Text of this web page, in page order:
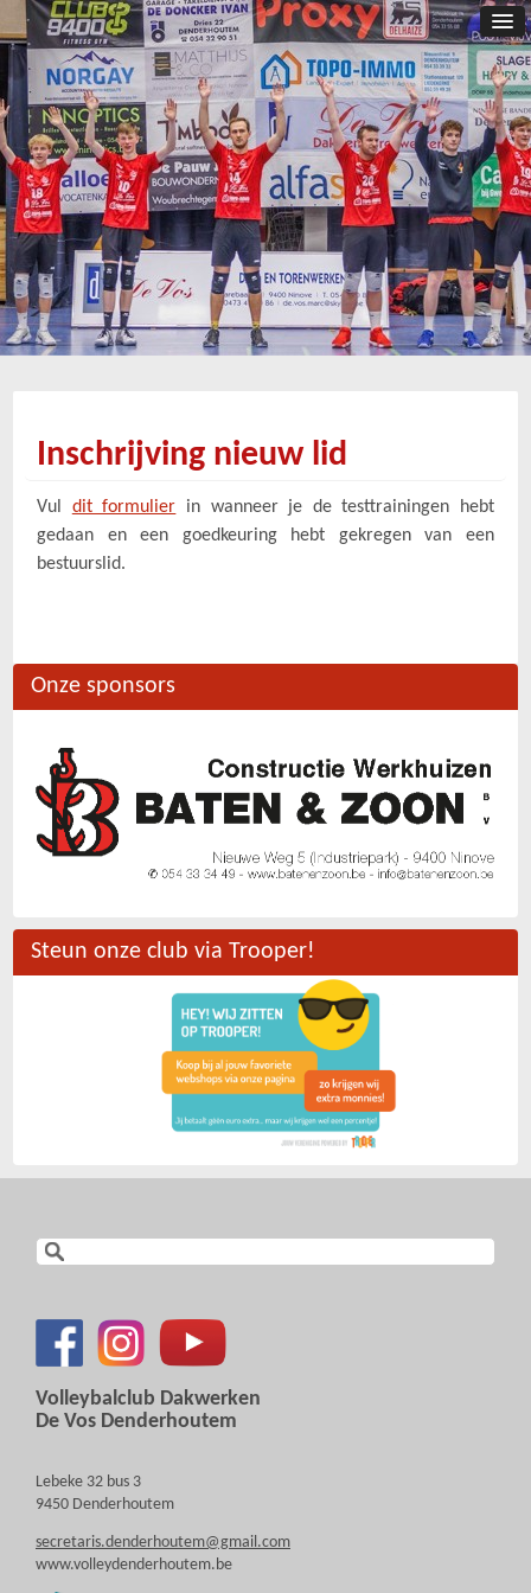
Inschrijving nieuw lid
Vul dit formulier in wanneer je de testtrainingen hebt
gedaan en een goedkeuring hebt gekregen van een
bestuurslid.
Onze sponsors
Steun onze club via Trooper!
Volleybalclub Dakwerken
De Vos Denderhoutem
Lebeke 32 bus 3
9450 Denderhoutem
secretaris.denderhoutem@gmail.com
www.volleydenderhoutem.be